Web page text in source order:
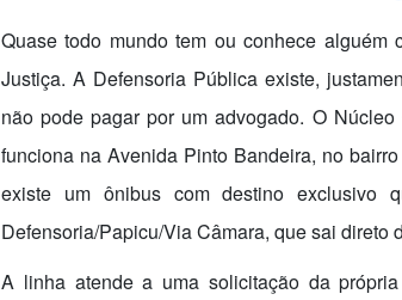
Quase todo mundo tem ou conhece alguém
Justiça. A Defensoria Pública existe,
não pode pagar por um advogado. O
funciona na Avenida Pinto Bandeira, no
existe um ônibus com destino
Defensoria/Papicu/Via Câmara, que sai direto
A linha atende a uma solicitação da